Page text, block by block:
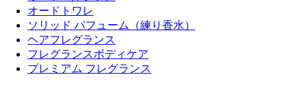
オードトワレ
ソリッド パフューム（練り香水）
ヘアフレグランス
フレグランスボディケア
プレミアム フレグランス